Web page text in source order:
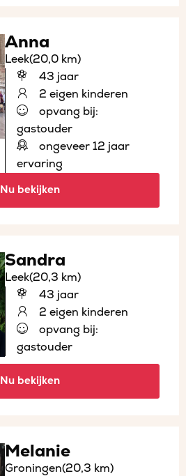
Anna
Leek(20,0 km)
43 jaar
2 eigen kinderen
opvang bij:
gastouder
ongeveer 12 jaar
ervaring
Nu bekijken
Sandra
Leek(20,3 km)
43 jaar
2 eigen kinderen
opvang bij:
gastouder
Nu bekijken
Melanie
Groningen(20,3 km)